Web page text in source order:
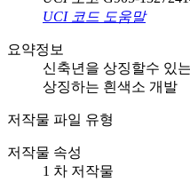
UCI 코드 도움말
요약정보
신축년을 상징할수 있
상징하는 흰색소 개발
저작물 파일 유형
저작물 속성
1 차 저작물